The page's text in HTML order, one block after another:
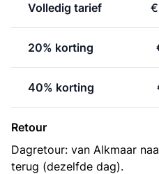
Volledig tarief
20% korting
40% korting
Retour
Dagretour: van Alkmaar
terug (dezelfde dag).